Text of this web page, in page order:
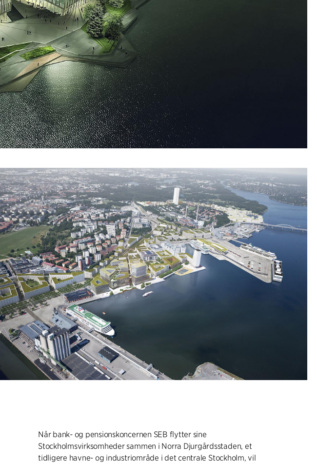
Når bank- og pensionskoncernen SEB flytter sine
Stockholmsvirksomheder sammen i Norra Djurgårdsstaden, et
tidligere havne- og industriområde i det centrale Stockholm, vil